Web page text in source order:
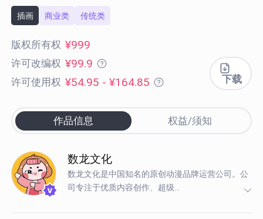
插画 商业类 传统类
版权所有权 ¥999
许可改编权 ¥99.9
许可使用权 ¥54.95 - ¥164.85 下载
作品信息 权益/须知
数龙文化
数龙文化是中国知名的原创动漫品牌运营公司。公
司专注于优质内容创作、超级...